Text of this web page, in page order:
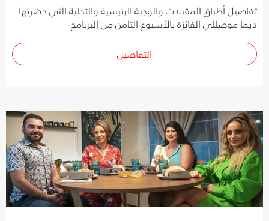
تفاصيل أطباق المقبلات والوجبة الرئيسية والتحلية التي حضرتها
ديما موصللي الفائزة بالأسبوع الثامن من البرنامج
التفاصيل